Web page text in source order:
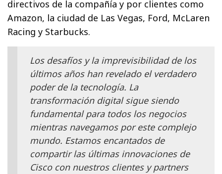
directivos de la compañía y por clientes como
Amazon, la ciudad de Las Vegas, Ford, McLaren
Racing y Starbucks.
Los desafíos y la imprevisibilidad de los
últimos años han revelado el verdadero
poder de la tecnología. La
transformación digital sigue siendo
fundamental para todos los negocios
mientras navegamos por este complejo
mundo. Estamos encantados de
compartir las últimas innovaciones de
Cisco con nuestros clientes y partners